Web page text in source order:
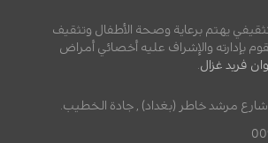
يهتم برعاية وصحة الأطفال وتثقيف
بإدارته والإشراف عليه أخصائي أمراض
فريد غزال.
مرشد خاطر (بغداد) , جادة الخطيب.